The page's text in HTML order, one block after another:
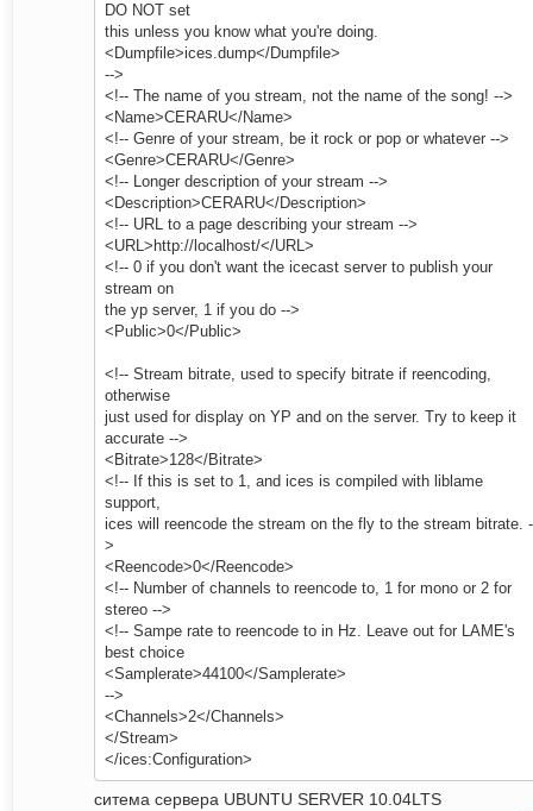
DO NOT set
this unless you know what you're doing.
<Dumpfile>ices.dump</Dumpfile>
-->
<!-- The name of you stream, not the name of the song! -->
<Name>CERARU</Name>
<!-- Genre of your stream, be it rock or pop or whatever -->
<Genre>CERARU</Genre>
<!-- Longer description of your stream -->
<Description>CERARU</Description>
<!-- URL to a page describing your stream -->
<URL>http://localhost/</URL>
<!-- 0 if you don't want the icecast server to publish your
stream on
the yp server, 1 if you do -->
<Public>0</Public>
<!-- Stream bitrate, used to specify bitrate if reencoding,
otherwise
just used for display on YP and on the server. Try to keep it
accurate -->
<Bitrate>128</Bitrate>
<!-- If this is set to 1, and ices is compiled with liblame
support,
ices will reencode the stream on the fly to the stream bitrate.
>
<Reencode>0</Reencode>
<!-- Number of channels to reencode to, 1 for mono or 2 for
stereo -->
<!-- Sampe rate to reencode to in Hz. Leave out for LAME's
best choice
<Samplerate>44100</Samplerate>
-->
<Channels>2</Channels>
</Stream>
</ices:Configuration>
ситема сервера UBUNTU SERVER 10.04LTS